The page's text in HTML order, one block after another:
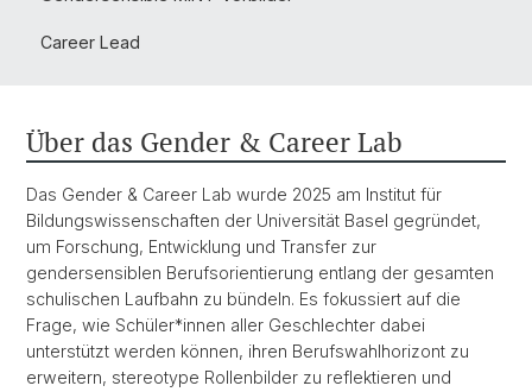
Career Lead
Über das Gender & Career Lab
Das Gender & Career Lab wurde 2025 am Institut für
Bildungswissenschaften der Universität Basel gegründet,
um Forschung, Entwicklung und Transfer zur
gendersensiblen Berufsorientierung entlang der gesamten
schulischen Laufbahn zu bündeln. Es fokussiert auf die
Frage, wie Schüler*innen aller Geschlechter dabei
unterstützt werden können, ihren Berufswahlhorizont zu
erweitern, stereotype Rollenbilder zu reflektieren und